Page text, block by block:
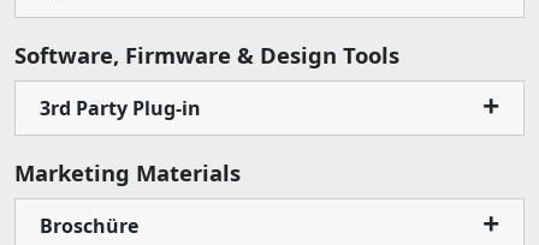
Software, Firmware & Design Tools
3rd Party Plug-in
Marketing Materials
Broschüre